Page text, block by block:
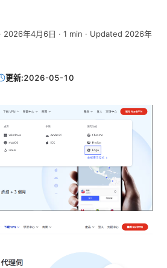
· 2026年4月6日 · 1 min · Updated 2026年
更新:2026-05-10